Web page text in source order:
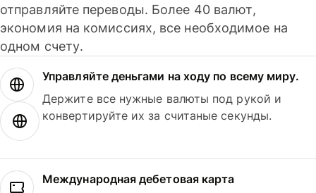
отправляйте переводы. Более 40 валют,
экономия на комиссиях, все необходимое на
одном счету.
Управляйте деньгами на ходу по всему миру.
Держите все нужные валюты под рукой и
конвертируйте их за считаные секунды.
Международная дебетовая карта